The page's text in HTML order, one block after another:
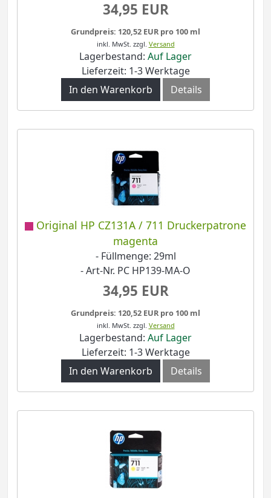
34,95 EUR
Grundpreis: 120,52 EUR pro 100 ml
inkl. MwSt. zzgl. Versand
Lagerbestand: Auf Lager
Lieferzeit: 1-3 Werktage
In den Warenkorb
Details
Original HP CZ131A / 711 Druckerpatrone
magenta
- Füllmenge: 29ml
- Art-Nr. PC HP139-MA-O
34,95 EUR
Grundpreis: 120,52 EUR pro 100 ml
inkl. MwSt. zzgl. Versand
Lagerbestand: Auf Lager
Lieferzeit: 1-3 Werktage
In den Warenkorb
Details